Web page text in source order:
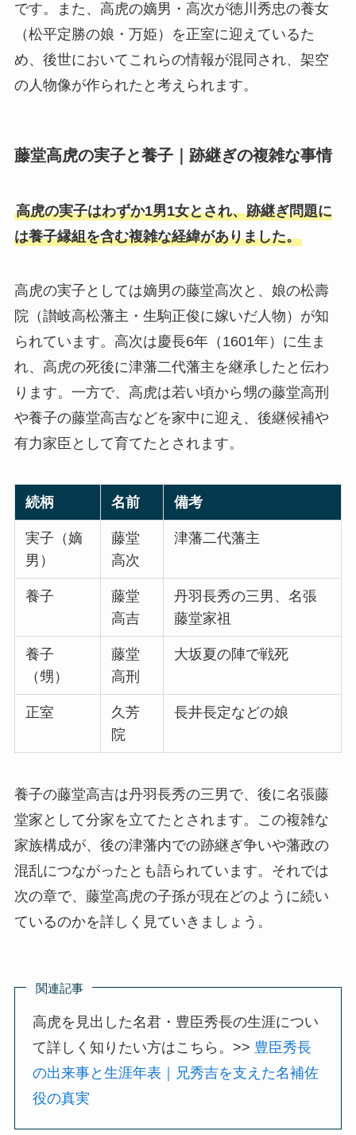
です。また、高虎の嫡男・高次が徳川秀忠の養女
（松平定勝の娘・万姫）を正室に迎えているた
め、後世においてこれらの情報が混同され、架空
の人物像が作られたと考えられます。
藤堂高虎の実子と養子｜跡継ぎの複雑な事情
高虎の実子はわずか1男1女とされ、跡継ぎ問題に
は養子縁組を含む複雑な経緯がありました。
高虎の実子としては嫡男の藤堂高次と、娘の松壽
院（讃岐高松藩主・生駒正俊に嫁いだ人物）が知
られています。高次は慶長6年（1601年）に生ま
れ、高虎の死後に津藩二代藩主を継承したと伝わ
ります。一方で、高虎は若い頃から甥の藤堂高刑
や養子の藤堂高吉などを家中に迎え、後継候補や
有力家臣として育てたとされます。
続柄 名前 備考
実子（嫡
男）
藤堂
高次
津藩二代藩主
養子
藤堂
高吉
丹羽長秀の三男、名張
藤堂家祖
養子
（甥）
藤堂
高刑
大坂夏の陣で戦死
正室
久芳
院
長井長定などの娘
養子の藤堂高吉は丹羽長秀の三男で、後に名張藤
堂家として分家を立てたとされます。この複雑な
家族構成が、後の津藩内での跡継ぎ争いや藩政の
混乱につながったとも語られています。それでは
次の章で、藤堂高虎の子孫が現在どのように続い
ているのかを詳しく見ていきましょう。
関連記事
高虎を見出した名君・豊臣秀長の生涯につい
て詳しく知りたい方はこちら。>> 豊臣秀長
の出来事と生涯年表｜兄秀吉を支えた名補佐
役の真実